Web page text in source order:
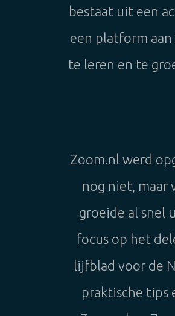
bestaat uit een
een platform
te leren en te
Zoom.nl werd
nog niet, maar
groeide al snel
focus op het
lijfblad voor de
praktische tips